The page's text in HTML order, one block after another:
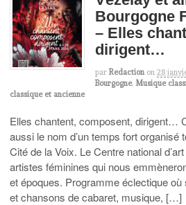
Bourgogne
– Elles
dirigent…
par Redaction on 28
Bourgogne, Musique
classique et ancienne
Elles chantent, composent, dirigent…
aussi le nom d’un temps fort organisé
Cité de la Voix. Le Centre national
artistes féminines qui nous
et époques. Programme éclectique
et chansons de cabaret, musique, […]